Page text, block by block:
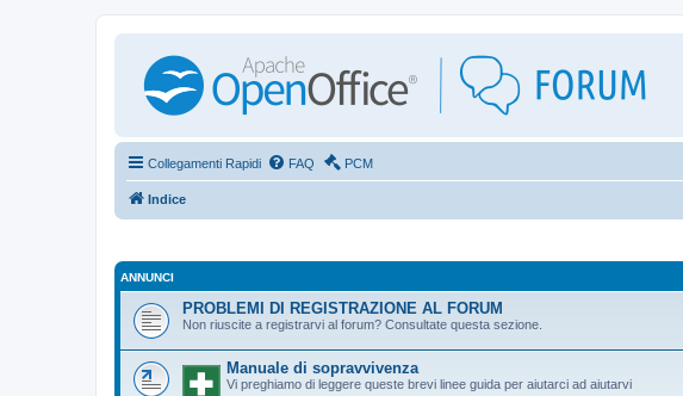
Collegamenti Rapidi FAQ PCM
Indice
ANNUNCI
PROBLEMI DI REGISTRAZIONE AL FORUM
Non riuscite a registrarvi al forum? Consultate questa sezione.
Manuale di sopravvivenza
Vi preghiamo di leggere queste brevi linee guida per aiutarci ad aiutarvi